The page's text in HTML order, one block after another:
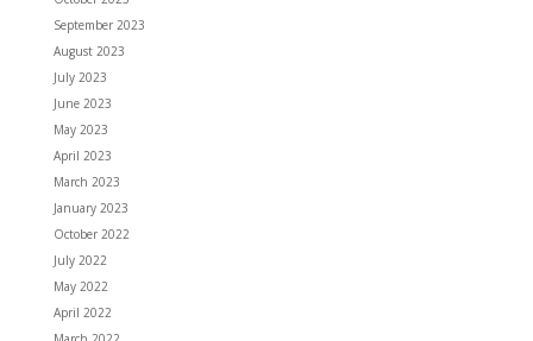
September 2023
August 2023
July 2023
June 2023
May 2023
April 2023
March 2023
January 2023
October 2022
July 2022
May 2022
April 2022